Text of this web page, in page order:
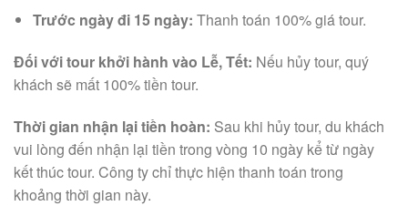
Trước ngày đi 15 ngày: Thanh toán 100% giá tour.
Đối với tour khởi hành vào Lễ, Tết: Nếu hủy tour, quý
khách sẽ mất 100% tiền tour.
Thời gian nhận lại tiền hoàn: Sau khi hủy tour, du khách
vui lòng đến nhận lại tiền trong vòng 10 ngày kể từ ngày
kết thúc tour. Công ty chỉ thực hiện thanh toán trong
khoảng thời gian này.